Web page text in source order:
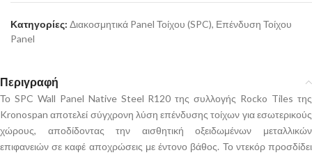
Κατηγορίες: Διακοσμητικά Panel Τοίχου (SPC), Επένδυση Τοίχου
Panel
Περιγραφή
Το SPC Wall Panel Native Steel R120 της συλλογής Rocko Tiles της
Kronospan αποτελεί σύγχρονη λύση επένδυσης τοίχων για εσωτερικούς
χώρους, αποδίδοντας την αισθητική οξειδωμένων μεταλλικών
επιφανειών σε καφέ αποχρώσεις με έντονο βάθος. Το ντεκόρ προσδίδει